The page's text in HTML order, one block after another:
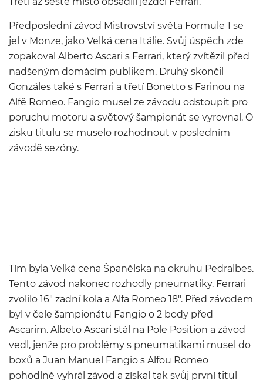
Předposlední závod Mistrovství světa Formule 1 se
jel v Monze, jako Velká cena Itálie. Svůj úspěch zde
zopakoval Alberto Ascari s Ferrari, který zvítězil před
nadšeným domácím publikem. Druhý skončil
Gonzáles také s Ferrari a třetí Bonetto s Farinou na
Alfě Romeo. Fangio musel ze závodu odstoupit pro
poruchu motoru a světový šampionát se vyrovnal. O
zisku titulu se muselo rozhodnout v posledním
závodě sezóny.
Tím byla Velká cena Španělska na okruhu Pedralbes.
Tento závod nakonec rozhodly pneumatiky. Ferrari
zvolilo 16″ zadní kola a Alfa Romeo 18″. Před závodem
byl v čele šampionátu Fangio o 2 body před
Ascarim. Albeto Ascari stál na Pole Position a závod
vedl, jenže pro problémy s pneumatikami musel do
boxů a Juan Manuel Fangio s Alfou Romeo
pohodlně vyhrál závod a získal tak svůj první titul